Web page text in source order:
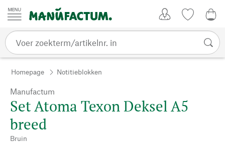
Passer au contenu
Homepage Notitieblokken
Manufactum
Set Atoma Texon Deksel A5
breed
Bruin